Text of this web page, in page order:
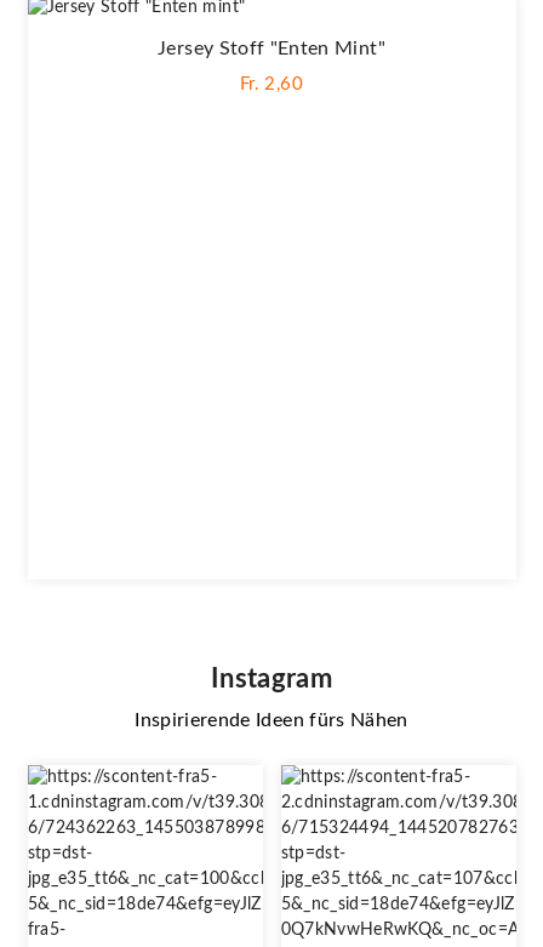
Jersey Stoff "Enten Mint"
Fr. 2,60
Instagram
Inspirierende Ideen fürs Nähen